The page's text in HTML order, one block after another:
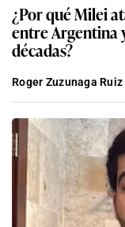
¿Por qué Milei
entre Argentina
décadas?
Roger Zuzunaga Ruiz